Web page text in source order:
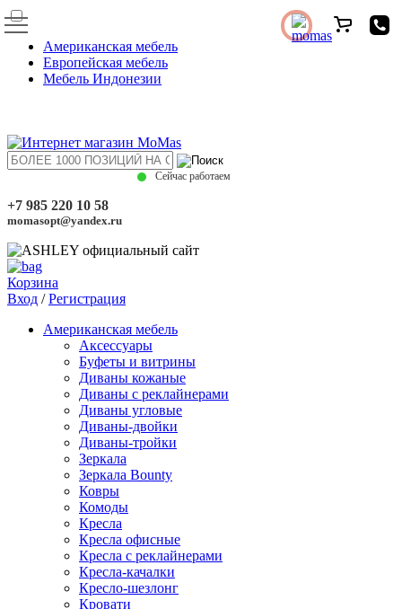
Американская мебель
Европейская мебель
Мебель Индонезии
Сейчас работаем
+7 985 220 10 58
momasopt@yandex.ru
Корзина
Вход /Регистрация
Американская мебель
Аксессуары
Буфеты и витрины
Диваны кожаные
Диваны с реклайнерами
Диваны угловые
Диваны-двойки
Диваны-тройки
Зеркала
Зеркала Bounty
Ковры
Комоды
Кресла
Кресла офисные
Кресла с реклайнерами
Кресла-качалки
Кресло-шезлонг
Кровати